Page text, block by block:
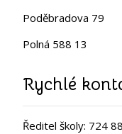
Poděbradova 79
Polná 588 13
Rychlé
Ředitel školy: 724